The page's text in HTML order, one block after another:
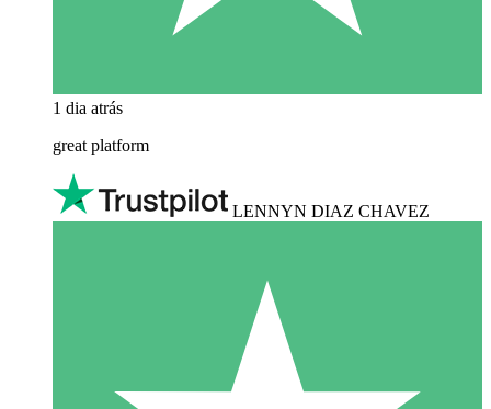
1 dia atrás
great platform
LENNYN DIAZ CHAVEZ